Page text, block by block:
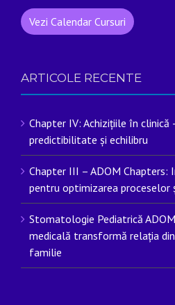
Vezi Calendar Cursuri
ARTICOLE RECENTE
Chapter IV: Achizițiile în clinică
predictibilitate și echilibru
Chapter III – ADOM Chapters:
pentru optimizarea proceselor
Stomatologie Pediatrică
medicală transformă relația
familie